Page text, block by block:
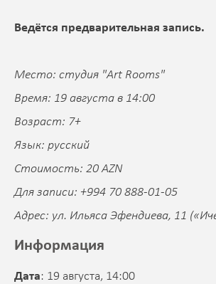
Ведётся предварительная запись.
Место: студия "Art Rooms"
Время: 19 августа в 14:00
Возраст: 7+
Язык: русский
Стоимость: 20 AZN
Для записи: +994 70 888-01-05
Адрес: ул. Ильяса Эфендиева, 11
Информация
Дата: 19 августа, 14:00